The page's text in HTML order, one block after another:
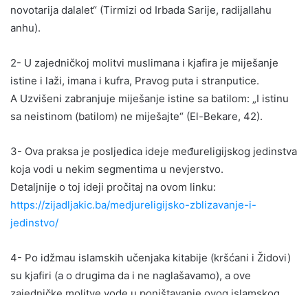
novotarija dalalet“ (Tirmizi od Irbada Sarije, radijallahu
anhu).
2- U zajedničkoj molitvi muslimana i kjafira je miješanje
istine i laži, imana i kufra, Pravog puta i stranputice.
A Uzvišeni zabranjuje miješanje istine sa batilom: „I istinu
sa neistinom (batilom) ne miješajte“ (El-Bekare, 42).
3- Ova praksa je posljedica ideje međureligijskog jedinstva
koja vodi u nekim segmentima u nevjerstvo.
Detaljnije o toj ideji pročitaj na ovom linku:
https://zijadljakic.ba/medjureligijsko-zblizavanje-i-
jedinstvo/
4- Po idžmau islamskih učenjaka kitabije (kršćani i Židovi)
su kjafiri (a o drugima da i ne naglašavamo), a ove